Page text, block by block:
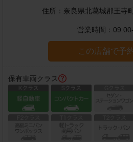
住所： 奈良県北葛城郡王寺
営業時間：
この店舗で予
保有車両クラス